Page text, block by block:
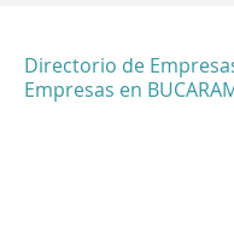
Directorio de
Empresas en